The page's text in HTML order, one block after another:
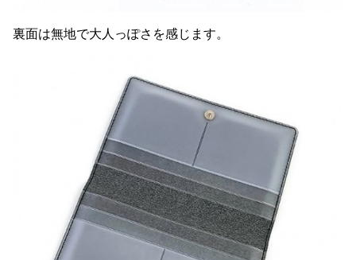
裏面は無地で大人っぽさを感じます。